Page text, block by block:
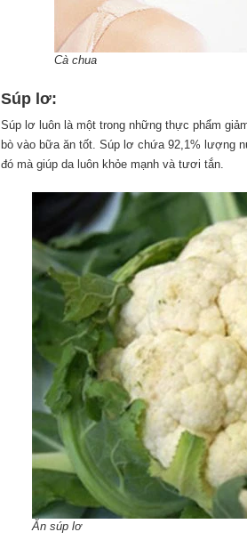
Cà chua
Súp lơ:
Súp lơ luôn là một trong những thực phẩm
bò vào bữa ăn tốt. Súp lơ chứa 92,1% lượng
đó mà giúp da luôn khỏe mạnh và tươi tắn.
Ăn súp lơ